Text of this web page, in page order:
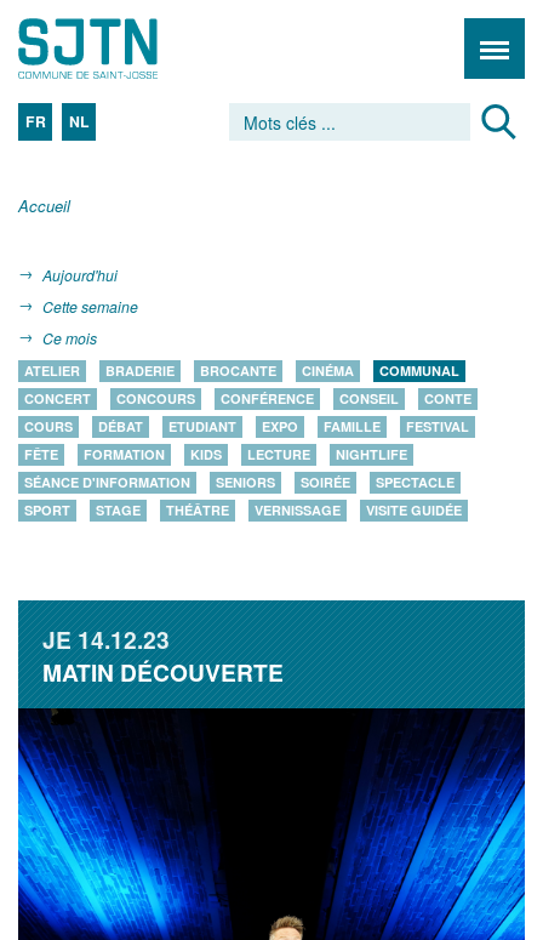
FR NL
Accueil
Aujourd'hui
Cette semaine
Ce mois
ATELIER BRADERIE BROCANTE CINÉMA
COMMUNAL
CONCERT
CONCOURS CONFÉRENCE CONSEIL
CONTE
COURS
DÉBAT ETUDIANT EXPO FAMILLE
FESTIVAL
FÊTE
FORMATION KIDS LECTURE
NIGHTLIFE
SÉANCE D'INFORMATION
SENIORS SOIRÉE
SPECTACLE
SPORT
STAGE THÉÂTRE VERNISSAGE VISITE GUIDÉE
JE14.12.23
MATIN DÉCOUVERTE